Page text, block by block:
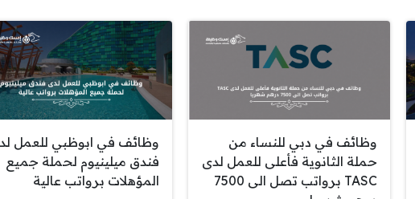
وظائف في دبي للنساء من
حملة الثانوية فأعلى للعمل لدى
TASC برواتب تصل الى 7500
وظائف في ابوظبي للعمل
فندق ميلينيوم لحملة جميع
المؤهلات برواتب عالية